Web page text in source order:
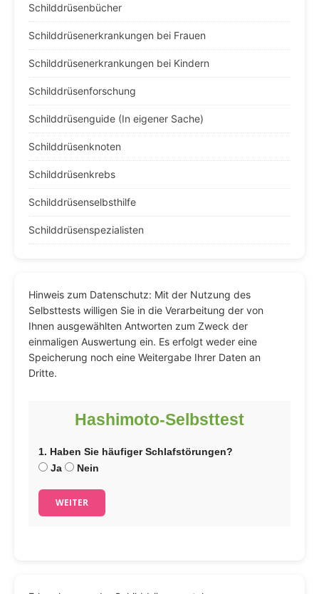
Schilddrüsenbücher
Schilddrüsenerkrankungen bei Frauen
Schilddrüsenerkrankungen bei Kindern
Schilddrüsenforschung
Schilddrüsenguide (In eigener Sache)
Schilddrüsenknoten
Schilddrüsenkrebs
Schilddrüsenselbsthilfe
Schilddrüsenspezialisten
Hinweis zum Datenschutz: Mit der Nutzung des
Selbsttests willigen Sie in die Verarbeitung der von
Ihnen ausgewählten Antworten zum Zweck der
einmaligen Auswertung ein. Es erfolgt weder eine
Speicherung noch eine Weitergabe Ihrer Daten an
Dritte.
Hashimoto-Selbsttest
1. Haben Sie häufiger Schlafstörungen?
Ja
Nein
WEITER